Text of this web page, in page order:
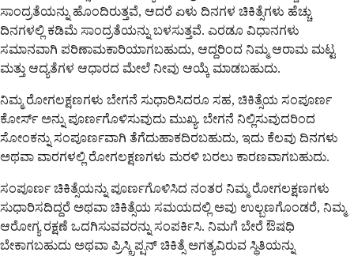
ಸಾಂದ್ರತೆಯನ್ನು ಹೊಂದಿರುತ್ತವೆ, ಆದರೆ ಏಳು ದಿನಗಳ ಚಿಕಿತ್ಸೆಗಳು ಹೆಚ್ಚು
ದಿನಗಳಲ್ಲಿ ಕಡಿಮೆ ಸಾಂದ್ರತೆಯನ್ನು ಬಳಸುತ್ತವೆ. ಎರಡೂ ವಿಧಾನಗಳು
ಸಮಾನವಾಗಿ ಪರಿಣಾಮಕಾರಿಯಾಗಬಹುದು, ಆದ್ದರಿಂದ ನಿಮ್ಮ ಆರಾಮ ಮಟ್ಟ
ಮತ್ತು ಆದ್ಯತೆಗಳ ಆಧಾರದ ಮೇಲೆ ನೀವು ಆಯ್ಕೆ ಮಾಡಬಹುದು.
ನಿಮ್ಮ ರೋಗಲಕ್ಷಣಗಳು ಬೇಗನೆ ಸುಧಾರಿಸಿದರೂ ಸಹ, ಚಿಕಿತ್ಸೆಯ ಸಂಪೂರ್ಣ
ಕೋರ್ಸ್ ಅನ್ನು ಪೂರ್ಣಗೊಳಿಸುವುದು ಮುಖ್ಯ. ಬೇಗನೆ ನಿಲ್ಲಿಸುವುದರಿಂದ
ಸೋಂಕನ್ನು ಸಂಪೂರ್ಣವಾಗಿ ತೆಗೆದುಹಾಕದಿರಬಹುದು, ಇದು ಕೆಲವು ದಿನಗಳು
ಅಥವಾ ವಾರಗಳಲ್ಲಿ ರೋಗಲಕ್ಷಣಗಳು ಮರಳಿ ಬರಲು ಕಾರಣವಾಗಬಹುದು.
ಸಂಪೂರ್ಣ ಚಿಕಿತ್ಸೆಯನ್ನು ಪೂರ್ಣಗೊಳಿಸಿದ ನಂತರ ನಿಮ್ಮ ರೋಗಲಕ್ಷಣಗಳು
ಸುಧಾರಿಸದಿದ್ದರೆ ಅಥವಾ ಚಿಕಿತ್ಸೆಯ ಸಮಯದಲ್ಲಿ ಅವು ಉಲ್ಬಣಗೊಂಡರೆ, ನಿಮ್ಮ
ಆರೋಗ್ಯ ರಕ್ಷಣೆ ಒದಗಿಸುವವರನ್ನು ಸಂಪರ್ಕಿಸಿ. ನಿಮಗೆ ಬೇರೆ ಔಷಧಿ
ಬೇಕಾಗಬಹುದು ಅಥವಾ ಪ್ರಿಸ್ಕ್ರಿಪ್ಷನ್ ಚಿಕಿತ್ಸೆ ಅಗತ್ಯವಿರುವ ಸ್ಥಿತಿಯನ್ನು